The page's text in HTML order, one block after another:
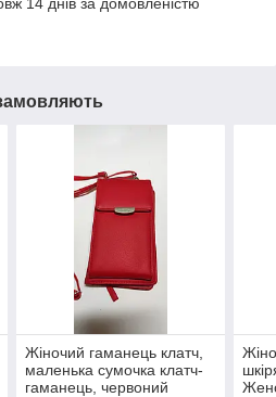
14 днів за домовленістю
Жіночий гаманець клатч,
маленька сумочка клатч-
гаманець, червоний